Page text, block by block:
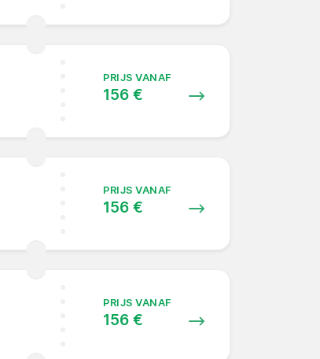
PRIJS VANAF
156 €
PRIJS VANAF
156 €
PRIJS VANAF
156 €